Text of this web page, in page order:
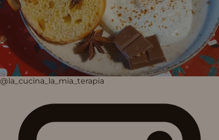
@la_cucina_la_mia_terapia